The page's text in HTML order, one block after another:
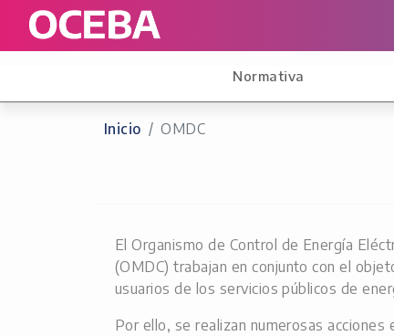
Normativa
Inicio OMDC
El Organismo de Control de Energía
(OMDC) trabajan en conjunto con el
usuarios de los servicios públicos de
Por ello, se realizan numerosas